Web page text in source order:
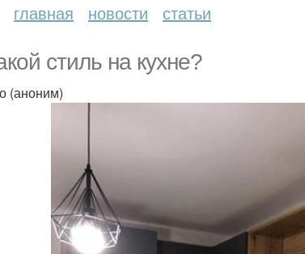
главная новости статьи
стиль на кухне?
(аноним)